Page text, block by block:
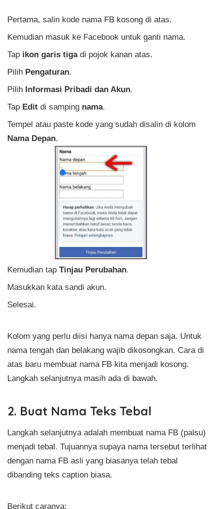
Pertama, salin kode nama FB kosong di atas.
Kemudian masuk ke Facebook untuk ganti nama.
Tap ikon garis tigadi pojok kanan atas.
Pilih Pengaturan.
Pilih Informasi Pribadi dan Akun.
Tap Edit di samping nama.
Tempel atau paste kode yang sudah disalin di kolom
Nama Depan.
Kemudian tap Tinjau Perubahan.
Masukkan kata sandi akun.
Selesai.
Kolom yang perlu diisi hanya nama depan saja. Untuk
nama tengah dan belakang wajib dikosongkan. Cara di
atas baru membuat nama FB kita menjadi kosong.
Langkah selanjutnya masih ada di bawah.
2. Buat Nama Teks Tebal
Langkah selanjutnya adalah membuat nama FB (palsu)
menjadi tebal. Tujuannya supaya nama tersebut terlihat
dengan nama FB asli yang biasanya telah tebal
dibanding teks caption biasa.
Berikut caranya: